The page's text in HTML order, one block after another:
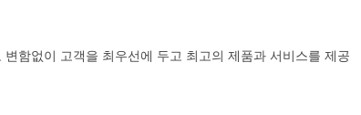
함없이 고객을 최우선에 두고 최고의 제품과 서비스를 제공